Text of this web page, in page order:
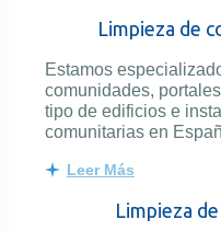
Limpieza de
Estamos
comunidades,
tipo de edificios e
comunitarias en
Leer Más
Limpieza